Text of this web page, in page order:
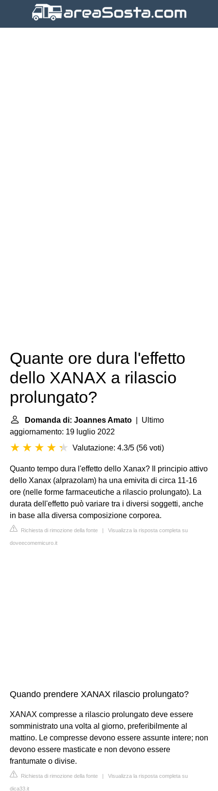
Quante ore dura l'effetto
dello XANAX a rilascio
prolungato?
Domanda di: Joannes Amato | Ultimo
aggiornamento: 19 luglio 2022
Valutazione: 4.3/5 (56 voti)
Quanto tempo dura l'effetto dello Xanax? Il principio attivo
dello Xanax (alprazolam) ha una emivita di circa 11-16
ore (nelle forme farmaceutiche a rilascio prolungato). La
durata dell'effetto può variare tra i diversi soggetti, anche
in base alla diversa composizione corporea.
Richiesta di rimozione della fonte | Visualizza la risposta completa su
doveecomemicuro.it
Quando prendere XANAX rilascio prolungato?
XANAX compresse a rilascio prolungato deve essere
somministrato una volta al giorno, preferibilmente al
mattino. Le compresse devono essere assunte intere; non
devono essere masticate e non devono essere
frantumate o divise.
Richiesta di rimozione della fonte | Visualizza la risposta completa su
dica33.it